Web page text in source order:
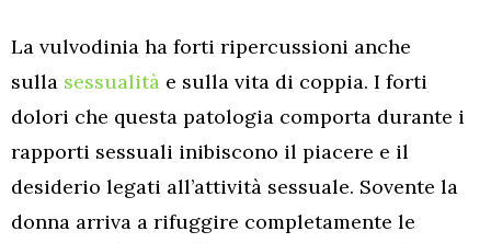
La vulvodinia ha forti ripercussioni anche
sulla sessualità e sulla vita di coppia. I forti
dolori che questa patologia comporta durante i
rapporti sessuali inibiscono il piacere e il
desiderio legati all’attività sessuale. Sovente la
donna arriva a rifuggire completamente le